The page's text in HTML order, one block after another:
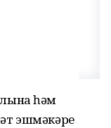
һәм
эшмәкәре